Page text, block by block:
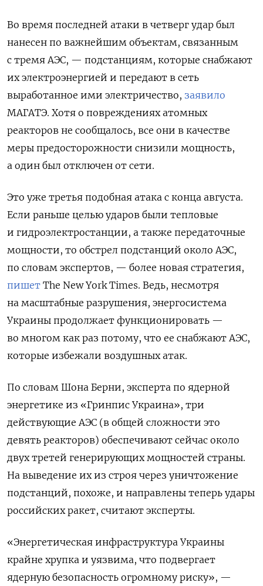
Во время последней атаки в четверг удар был
нанесен по важнейшим объектам, связанным
с тремя АЭС, — подстанциям, которые снабжают
их электроэнергией и передают в сеть
выработанное ими электричество, заявило
МАГАТЭ. Хотя о повреждениях атомных
реакторов не сообщалось, все они в качестве
меры предосторожности снизили мощность,
а один был отключен от сети.
Это уже третья подобная атака с конца августа.
Если раньше целью ударов были тепловые
и гидроэлектростанции, а также передаточные
мощности, то обстрел подстанций около АЭС,
по словам экспертов, — более новая стратегия,
пишет The New York Times. Ведь, несмотря
на масштабные разрушения, энергосистема
Украины продолжает функционировать —
во многом как раз потому, что ее снабжают АЭС,
которые избежали воздушных атак.
По словам Шона Берни, эксперта по ядерной
энергетике из «Гринпис Украина», три
действующие АЭС (в общей сложности это
девять реакторов) обеспечивают сейчас около
двух третей генерирующих мощностей страны.
На выведение их из строя через уничтожение
подстанций, похоже, и направлены теперь удары
российских ракет, считают эксперты.
«Энергетическая инфраструктура Украины
крайне хрупка и уязвима, что подвергает
ядерную безопасность огромному риску», —